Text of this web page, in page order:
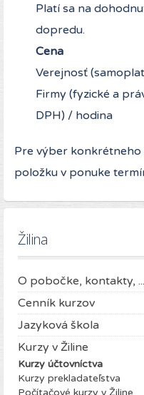
Platí sa na
dopredu.
Cena
Verejnosť
Firmy (fyzické a
DPH) / hodina
Pre výber
položku v ponuke
Žilina
O pobočke, kontakty, ...
Cenník kurzov
Jazyková škola
Kurzy v Žiline
Kurzy účtovníctva
Kurzy prekladateľstva